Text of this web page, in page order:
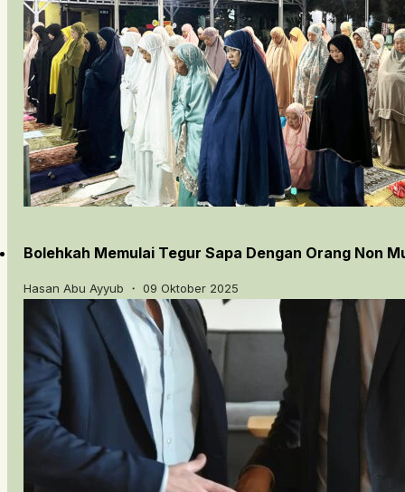
Bolehkah Memulai Tegur Sapa Dengan Orang Non
Hasan Abu Ayyub ・ 09 Oktober 2025